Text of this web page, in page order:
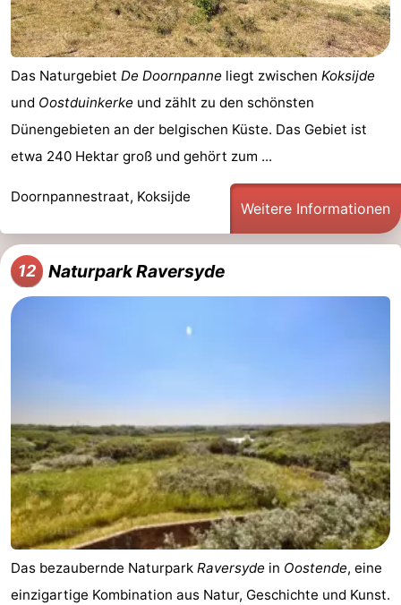
Das Naturgebiet De Doornpanne liegt zwischen Koksijde
und Oostduinkerke und zählt zu den schönsten
Dünengebieten an der belgischen Küste. Das Gebiet ist
etwa 240 Hektar groß und gehört zum ...
Doornpannestraat, Koksijde
Weitere Informationen
12 Naturpark Raversyde
Das bezaubernde Naturpark Raversyde in Oostende, eine
einzigartige Kombination aus Natur, Geschichte und Kunst.